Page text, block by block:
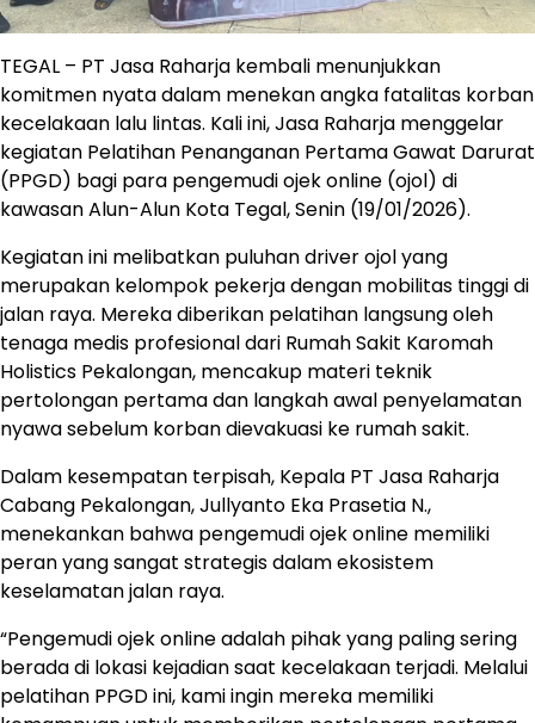
TEGAL – PT Jasa Raharja kembali menunjukkan
komitmen nyata dalam menekan angka fatalitas korban
kecelakaan lalu lintas. Kali ini, Jasa Raharja menggelar
kegiatan Pelatihan Penanganan Pertama Gawat Darurat
(PPGD) bagi para pengemudi ojek online (ojol) di
kawasan Alun-Alun Kota Tegal, Senin (19/01/2026).
Kegiatan ini melibatkan puluhan driver ojol yang
merupakan kelompok pekerja dengan mobilitas tinggi di
jalan raya. Mereka diberikan pelatihan langsung oleh
tenaga medis profesional dari Rumah Sakit Karomah
Holistics Pekalongan, mencakup materi teknik
pertolongan pertama dan langkah awal penyelamatan
nyawa sebelum korban dievakuasi ke rumah sakit.
Dalam kesempatan terpisah, Kepala PT Jasa Raharja
Cabang Pekalongan, Jullyanto Eka Prasetia N.,
menekankan bahwa pengemudi ojek online memiliki
peran yang sangat strategis dalam ekosistem
keselamatan jalan raya.
“Pengemudi ojek online adalah pihak yang paling sering
berada di lokasi kejadian saat kecelakaan terjadi. Melalui
pelatihan PPGD ini, kami ingin mereka memiliki